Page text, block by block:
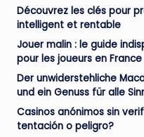
Découvrez les clés pour
intelligent et rentable
Jouer malin : le guide
pour les joueurs en France
Der unwiderstehliche
und ein Genuss für alle
Casinos anónimos sin
tentación o peligro?